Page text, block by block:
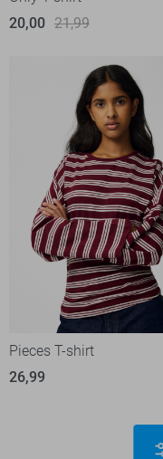
20,00 21,99
Pieces T-shirt
26,99